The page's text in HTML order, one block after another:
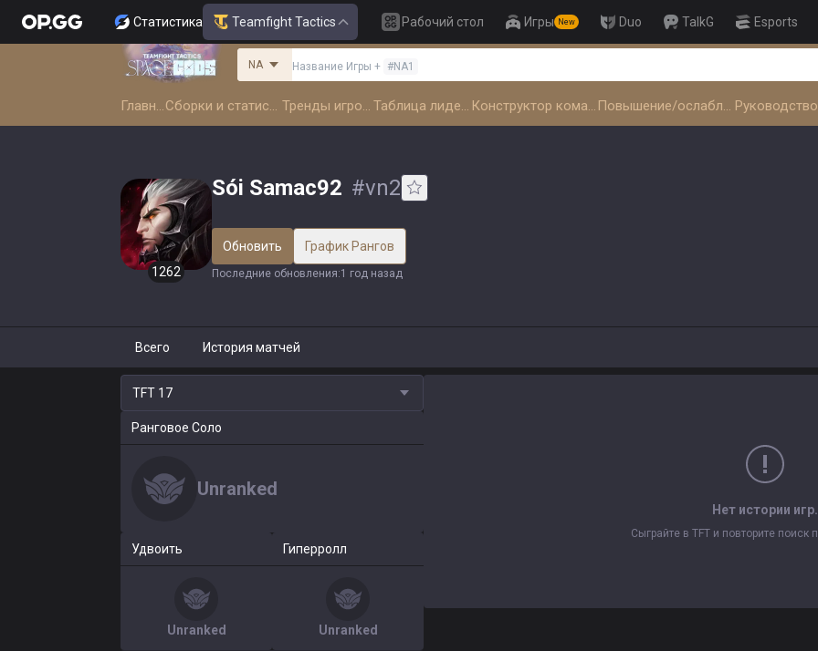
Статистика Teamfight Tactics Рабочий стол Игры New Duo TalkG Esports
NA Название Игры + #NA1 👑 Master Top-tier Comps
Главная Сборки и статистика Тренды игроков Таблица лидеров Конструктор команды Повышение/ослабление
1262
Sói Samac92 #vn2
Обновить График Рангов
Последние обновления:1 год назад
Всего История матчей
TFT 17
Ранговое Соло
Unranked
Удвоить
Unranked
Гиперролл
Unranked
Нет истории игр.
Сыграйте в TFT и повторите поиск